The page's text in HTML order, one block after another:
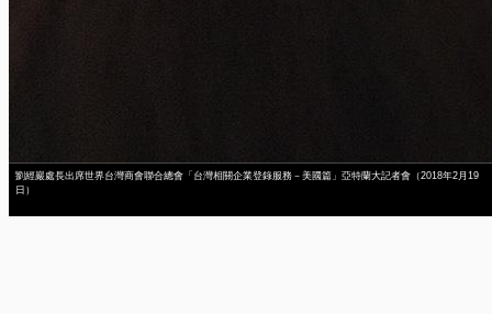
劉經巖處長出席世界台灣商會聯合總會「台灣相關企業登錄服務－美國篇」亞特蘭大記者會（2018年2月19
日）